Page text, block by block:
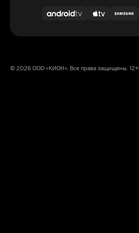
© 2026 ООО «КИОН». Все права защищены. 12+